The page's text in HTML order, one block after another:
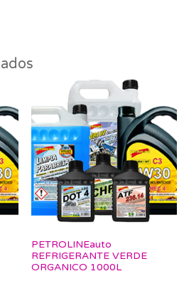
PETROLINEauto
REFRIGERANTE VERDE
ORGANICO 1000L